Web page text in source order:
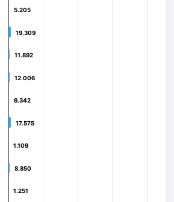
5.205
5.205
19.309
19.309
11.892
11.892
12.006
12.006
6.342
6.342
17.575
17.575
1.109
1.109
8.850
8.850
1.251
1.251